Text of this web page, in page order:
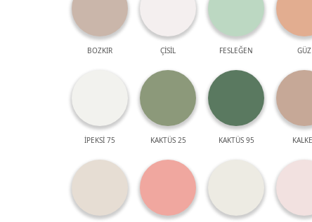
BOZKIR ÇİSİL FESLEĞEN GÜZ
İPEKSİ 75 KAKTÜS 25 KAKTÜS 95